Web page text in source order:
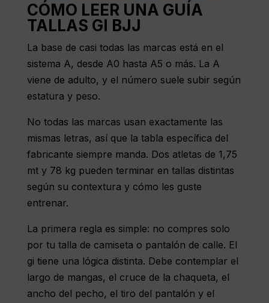
CÓMO LEER UNA GUÍA
TALLAS GI BJJ
La base de casi todas las marcas está en el
sistema A, desde A0 hasta A5 o más. La A
viene de adulto, y el número suele subir según
estatura y peso.
No todas las marcas usan exactamente las
mismas letras, así que la tabla específica del
fabricante siempre manda. Dos atletas de 1,75
mt y 78 kg pueden terminar en tallas distintas
según su contextura y cómo les guste
entrenar.
La primera regla es simple: no compres solo
por tu talla de camiseta o pantalón de calle. El
gi tiene una lógica distinta. Debe contemplar el
largo de mangas, el cruce de la chaqueta, el
ancho del pecho, el tiro del pantalón y el